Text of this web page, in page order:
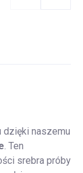
dzięki naszemu
. Ten
srebra próby